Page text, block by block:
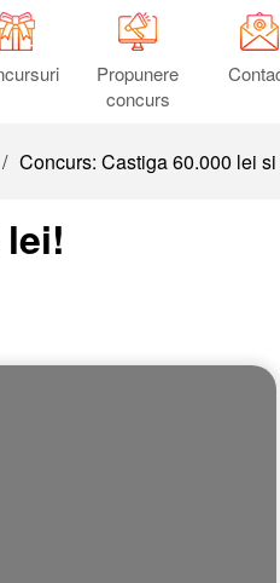
Propunere
concurs
/ Concurs: Castiga 60.000 lei